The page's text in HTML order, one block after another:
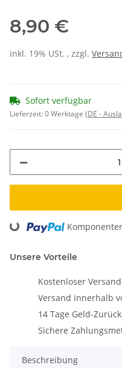
8,90 €
inkl. 19% USt. , zzgl.
Sofort verfügbar
Lieferzeit:0 Werktage (DE -
Loading...
Unsere Vorteile
Kostenloser
Versand innerhalb
14 Tage Geld-
Sichere
Beschreibung